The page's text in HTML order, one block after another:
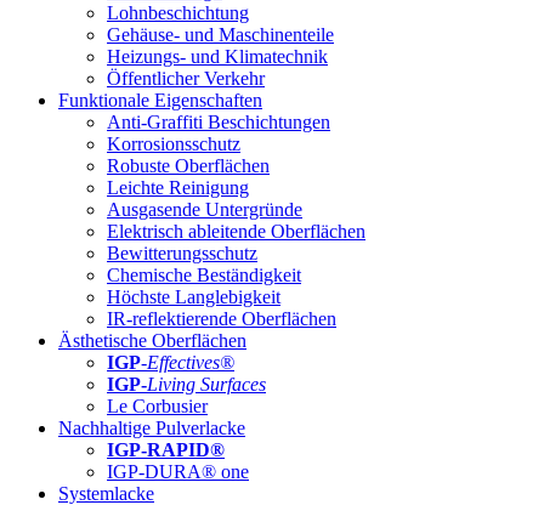
Lohnbeschichtung
Gehäuse- und Maschinenteile
Heizungs- und Klimatechnik
Öffentlicher Verkehr
Funktionale Eigenschaften
Anti-Graffiti Beschichtungen
Korrosionsschutz
Robuste Oberflächen
Leichte Reinigung
Ausgasende Untergründe
Elektrisch ableitende Oberflächen
Bewitterungsschutz
Chemische Beständigkeit
Höchste Langlebigkeit
IR-reflektierende Oberflächen
Ästhetische Oberflächen
IGP-Effectives®
IGP-Living Surfaces
Le Corbusier
Nachhaltige Pulverlacke
IGP-RAPID®
IGP-DURA® one
Systemlacke